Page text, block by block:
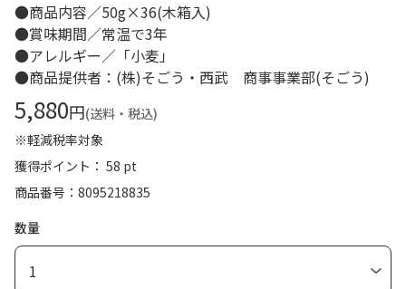
●商品内容／50g×36(木箱入)
●賞味期間／常温で3年
●アレルギー／「小麦」
●商品提供者：(株)そごう・西武 商事事業部(そごう)
5,880円(送料・税込)
※軽減税率対象
獲得ポイント： 58 pt
商品番号
8095218835
数量
1